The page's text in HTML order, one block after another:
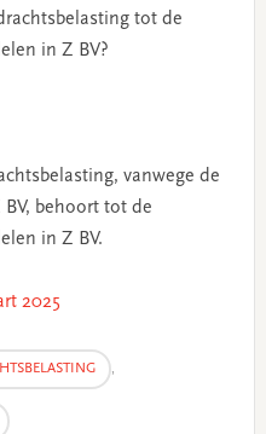
tot de
in Z BV?
vanwege de
behoort tot de
in Z BV.
2025
,